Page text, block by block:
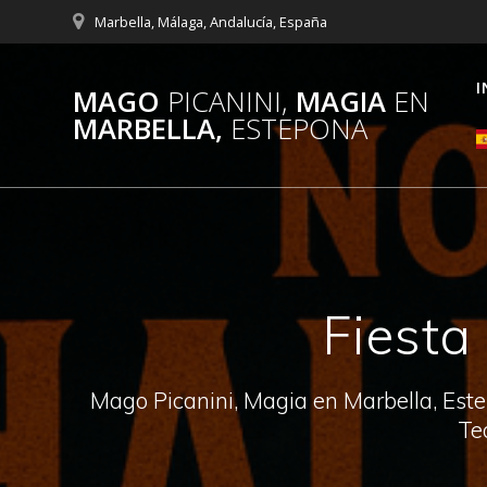
al
Marbella, Málaga, Andalucía, España
MAGO PICANINI, MAGIA EN
MARBELLA, ESTEPONA
Mago Picanini, Magia en Marbella,